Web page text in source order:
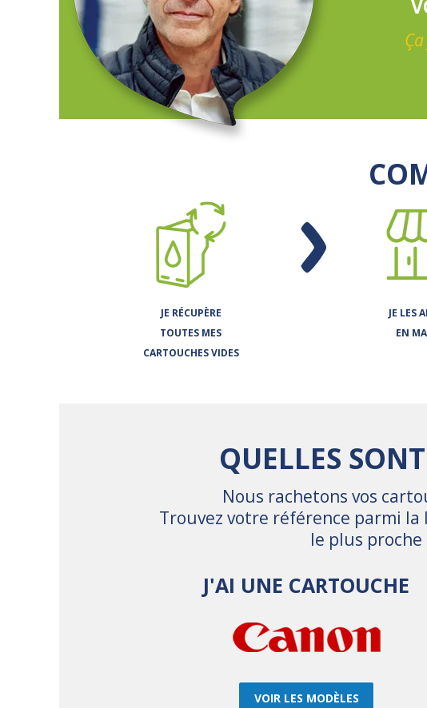
JE RÉCUPÈRE
TOUTES MES
CARTOUCHES VIDES
JE LES
EN
QUELLES
Nous rachetons vos
Trouvez votre référence parmi
le plus
J'AI UNE CARTOUCHE
VOIR LES MODÈLES